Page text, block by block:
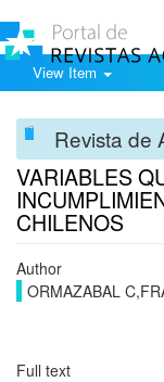
View Item
Revista de
VARIABLES
CHILENOS
Author
ORMAZABAL
Full text